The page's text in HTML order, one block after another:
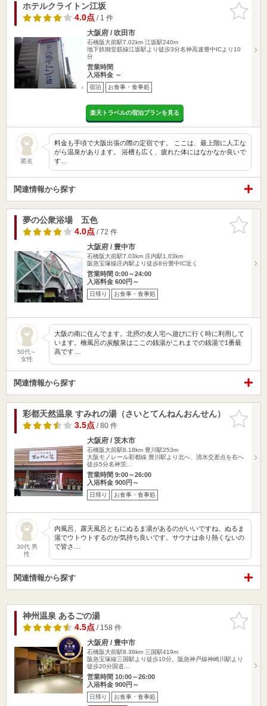
お気に入
りに追加
ホテルクライトン江坂
4.0点/ 1 件
大阪府 / 吹田市
石橋阪大前駅7.02km 江坂駅240m
地下鉄御堂筋線江坂駅より徒歩3分名神高速豊中ICより10
分
営業時間
入浴料金 ～
宿泊 お食事・食事処
楽天トラベルの宿泊プランを見る
匿名
料金も手頃で大阪出張の際の定宿です。 ここは、最上階に人工な
がら温泉があります。 浴槽も広く、疲れた体にはなかなか良いで
す…
関連情報から探す
お気に入
りに追加
夢の公衆浴場 五色
4.0点/ 72 件
大阪府 / 豊中市
石橋阪大前駅7.03km 庄内駅1.03km
阪急宝塚線庄内駅より徒歩8分豊中IC近く
営業時間 0:00～24:00
入浴料金 600円～
日帰り お食事・食事処
50代～
女性
大阪の南に住んでます。北摂の友人宅へ遊びに行く時に利用して
います。檜風呂の炭酸泉はここの銭湯がこれまでの銭湯で1番最
高です…
関連情報から探す
お気に入
りに追加
彩都天然温泉 すみれの湯（さいとてんねんおんせん）
3.5点/ 80 件
大阪府 / 茨木市
石橋阪大前駅8.18km 豊川駅253m
大阪モノレール彩都線 豊川駅より北へ、清水交差点を右へ
徒歩5分名神茨…
営業時間 9:00～26:00
入浴料金 900円～
日帰り お食事・食事処
30代 男
性
内風呂、露天風呂ともにぬるま湯があるのがいいですね。ぬるま
湯でウトウトするのが気持ち良いです。サウナは余り熱くないの
で皆さ…
関連情報から探す
お気に入
りに追加
神州温泉 あるごの湯
4.5点/ 158 件
大阪府 / 豊中市
石橋阪大前駅8.36km 三国駅419m
阪急宝塚線三国駅より徒歩10分。阪急神戸線神崎川駅より
徒歩20分国道…
営業時間 10:00～26:00
入浴料金 900円～
日帰り お食事・食事処